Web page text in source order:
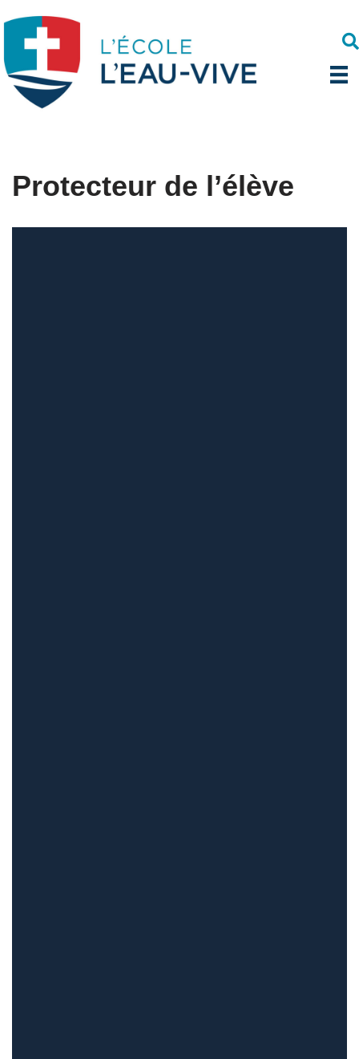
Aller
contenu
Protecteur de l’élève